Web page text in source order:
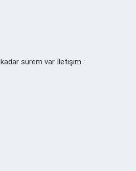
sürem var İletişim :